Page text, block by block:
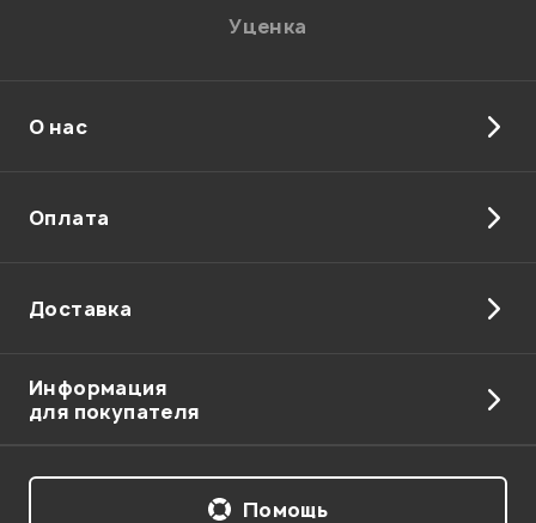
Отправить
Уценка
О нас
Оплата
Доставка
Информация
для покупателя
Помощь